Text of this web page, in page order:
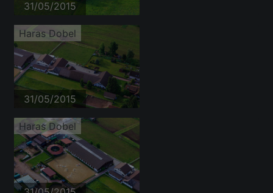
31/05/2015
Haras Dobel
31/05/2015
Haras Dobel